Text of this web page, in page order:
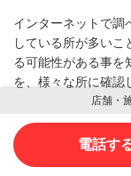
インターネットで調
している所が多いこ
る可能性がある事を
を、様々な所に確認
ましたが、ハッキ
こが初めてでした。
お電話で、話してく
があまり良くないと
店舗・
電話す